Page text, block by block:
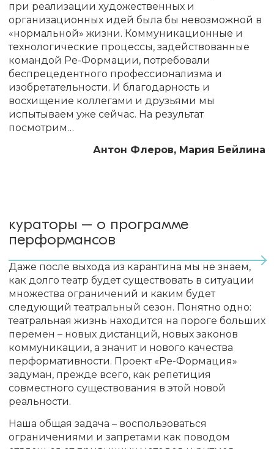
при реализации художественных и
организационных идей была бы невозможной в
«нормальной» жизни. Коммуникационные и
технологические процессы, задействованные
командой Ре-Формации, потребовали
беспрецедентного профессионализма и
изобретательности. И благодарность и
восхищение коллегами и друзьями мы
испытываем уже сейчас. На результат
посмотрим…
Антон Флеров, Мария Бейлина
кураторы – о программе
перформансов
Даже после выхода из карантина мы не знаем,
как долго театр будет существовать в ситуации
множества ограничений и каким будет
следующий театральный сезон. Понятно одно:
театральная жизнь находится на пороге больших
перемен – новых дистанций, новых законов
коммуникации, а значит и нового качества
перформативности. Проект «Ре-Формация»
задуман, прежде всего, как репетиция
совместного существования в этой новой
реальности.
Наша общая задача – воспользоваться
ограничениями и запретами как поводом